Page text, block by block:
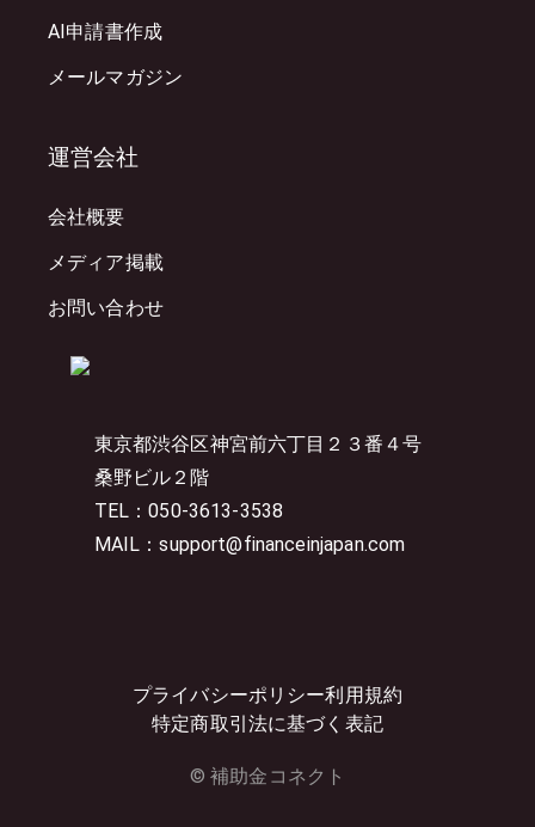
東京都渋谷区神宮前六丁目２３番４号
桑野ビル２階
TEL：050-3613-3538
MAIL：support@financeinjapan.com
プライバシーポリシー利用規約
特定商取引法に基づく表記
© 補助金コネクト
AI申請書作成
メールマガジン
運営会社
会社概要
メディア掲載
お問い合わせ